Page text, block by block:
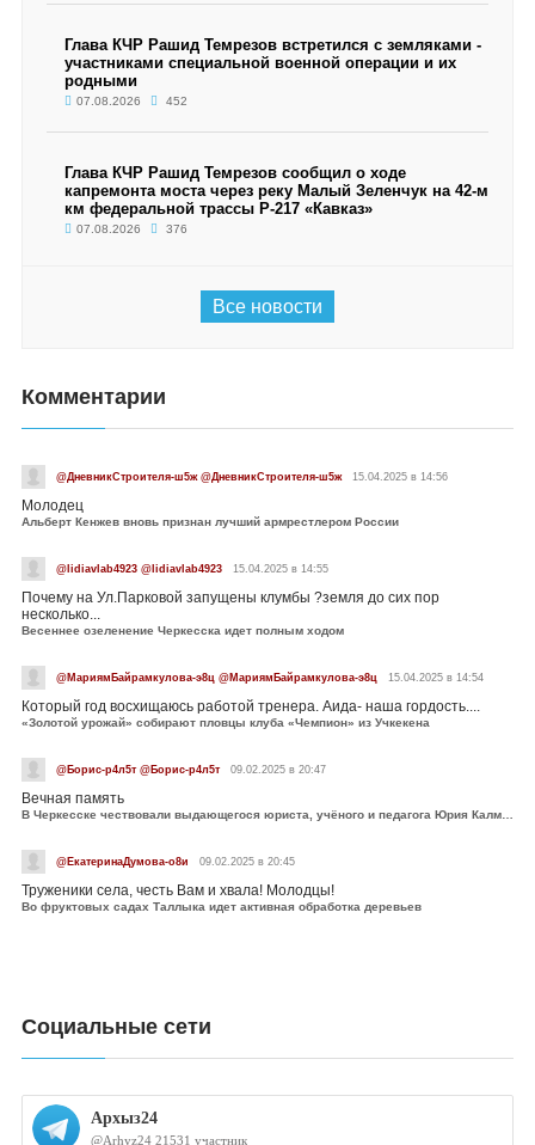
Глава КЧР Рашид Темрезов встретился с земляками -
участниками специальной военной операции и их
родными
07.08.2026 452
Глава КЧР Рашид Темрезов сообщил о ходе
капремонта моста через реку Малый Зеленчук на 42-м
км федеральной трассы Р-217 «Кавказ»
07.08.2026 376
Все новости
Комментарии
@ДневникСтроителя-ш5ж @ДневникСтроителя-ш5ж 15.04.2025 в 14:56
Молодец
Альберт Кенжев вновь признан лучший армрестлером России
@lidiavlab4923 @lidiavlab4923 15.04.2025 в 14:55
Почему на Ул.Парковой запущены клумбы ?земля до сих пор
несколько...
Весеннее озеленение Черкесска идет полным ходом
@МариямБайрамкулова-э8ц @МариямБайрамкулова-э8ц 15.04.2025 в 14:54
Который год восхищаюсь работой тренера. Аида- наша гордость....
«Золотой урожай» собирают пловцы клуба «Чемпион» из Учкекена
@Борис-р4л5т @Борис-р4л5т 09.02.2025 в 20:47
Вечная память
В Черкесске чествовали выдающегося юриста, учёного и педагога Юрия Калмыкова
@ЕкатеринаДумова-о8и 09.02.2025 в 20:45
Труженики села, честь Вам и хвала! Молодцы!
Во фруктовых садах Таллыка идет активная обработка деревьев
Социальные сети